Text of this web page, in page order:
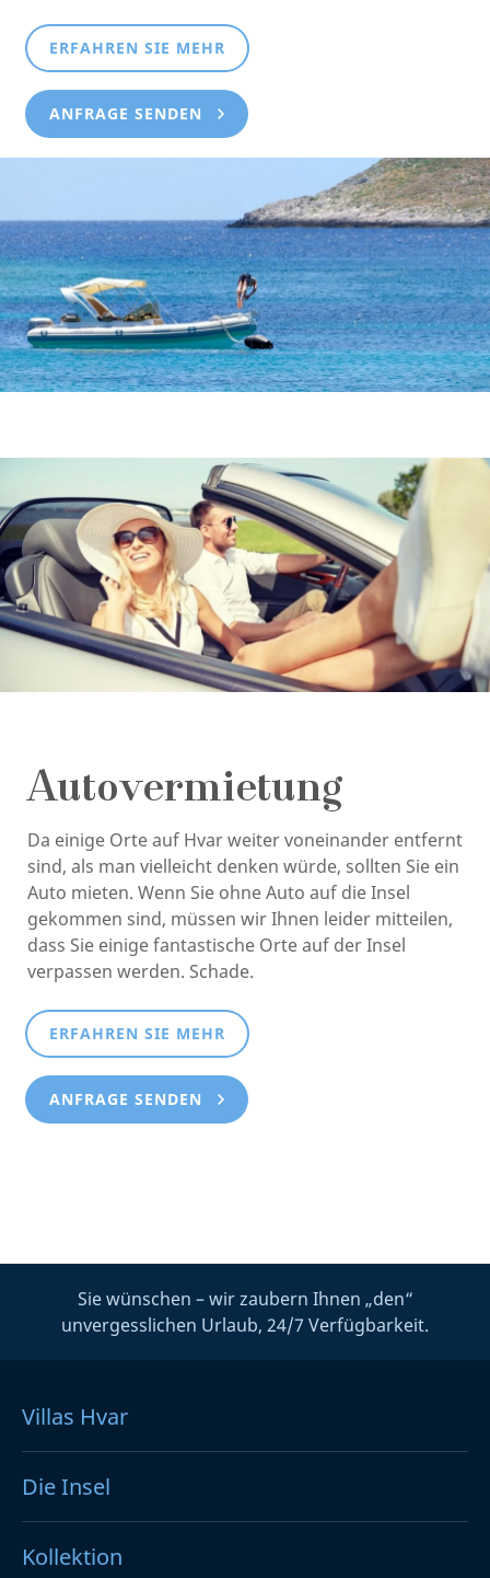
ERFAHREN SIE MEHR
ANFRAGE SENDEN
Autovermietung
Da einige Orte auf Hvar weiter voneinander entfernt
sind, als man vielleicht denken würde, sollten Sie ein
Auto mieten. Wenn Sie ohne Auto auf die Insel
gekommen sind, müssen wir Ihnen leider mitteilen,
dass Sie einige fantastische Orte auf der Insel
verpassen werden. Schade.
ERFAHREN SIE MEHR
ANFRAGE SENDEN
Sie wünschen – wir zaubern Ihnen „den“
unvergesslichen Urlaub, 24/7 Verfügbarkeit.
Villas Hvar
Die Insel
Kollektion